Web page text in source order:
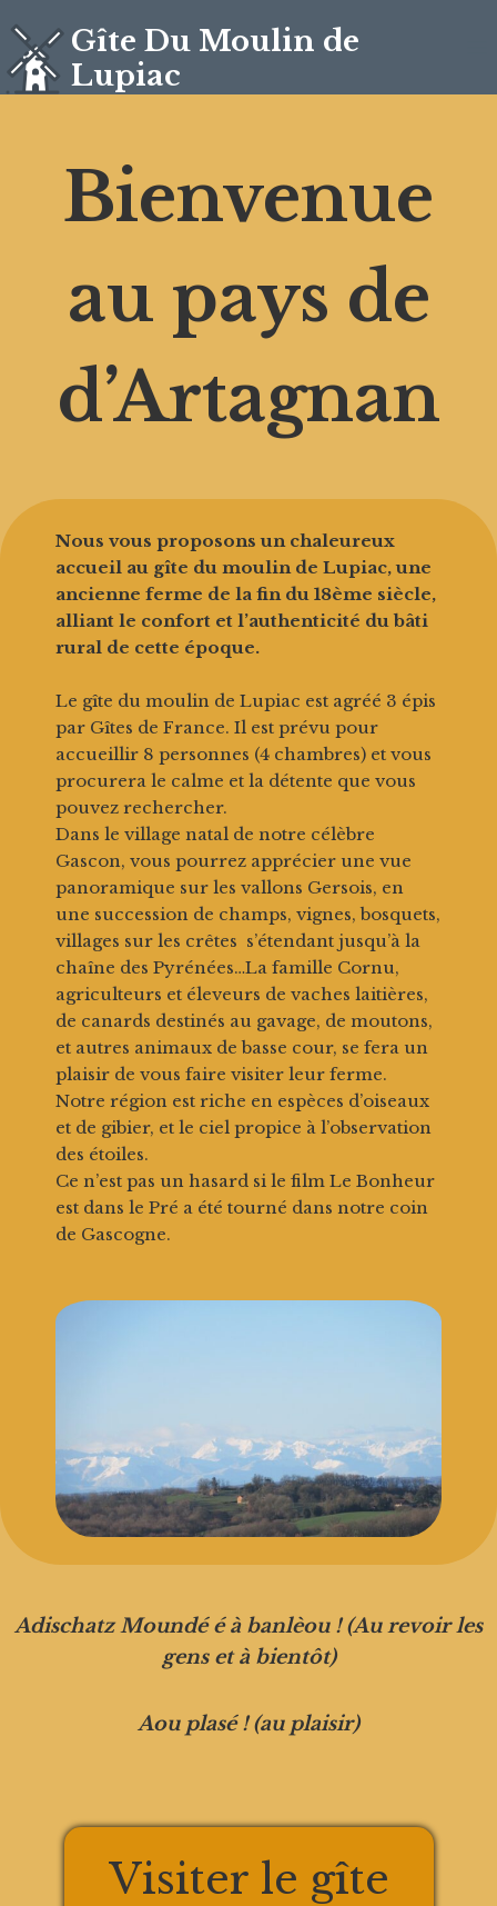
to
content
Gîte Du Moulin de
Lupiac
Bienvenue
au pays de
d’Artagnan
Nous vous proposons un chaleureux
accueil au gîte du moulin de Lupiac, une
ancienne ferme de la fin du 18ème siècle,
alliant le confort et l’authenticité du bâti
rural de cette époque.
Le gîte du moulin de Lupiac est agréé 3 épis
par Gîtes de France. Il est prévu pour
accueillir 8 personnes (4 chambres) et vous
procurera le calme et la détente que vous
pouvez rechercher.
Dans le village natal de notre célèbre
Gascon, vous pourrez apprécier une vue
panoramique sur les vallons Gersois, en
une succession de champs, vignes, bosquets,
villages sur les crêtes s’étendant jusqu’à la
chaîne des Pyrénées…La famille Cornu,
agriculteurs et éleveurs de vaches laitières,
de canards destinés au gavage, de moutons,
et autres animaux de basse cour, se fera un
plaisir de vous faire visiter leur ferme.
Notre région est riche en espèces d’oiseaux
et de gibier, et le ciel propice à l’observation
des étoiles.
Ce n’est pas un hasard si le film Le Bonheur
est dans le Pré a été tourné dans notre coin
de Gascogne.
Adischatz Moundé é à banlèou ! (Au revoir les
gens et à bientôt)
Aou plasé ! (au plaisir)
Visiter le gîte